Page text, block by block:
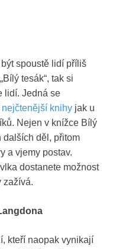
spoustě lidí příliš
tesák“, tak si
lidí. Jedná se
nejčtenější knihy jak u
Nejen v knížce Bílý
dalších děl, přitom
a vjemy postav.
dostanete možnost
zažívá.
kteří naopak vynikají